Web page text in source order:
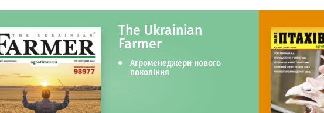
The Ukrainian
Farmer
Агроменеджери нового
покоління